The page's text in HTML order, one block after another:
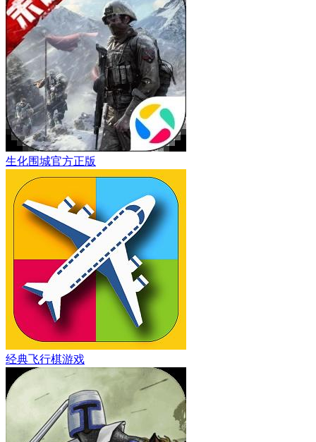
生化围城官方正版
经典飞行棋游戏